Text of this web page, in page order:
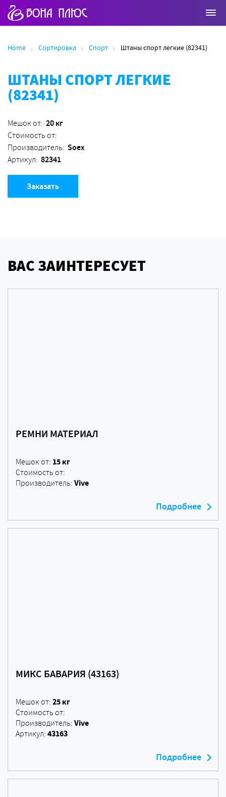
Home Сортировка Спорт Штаны спорт легкие (82341)
ШТАНЫ СПОРТ ЛЕГКИЕ
(82341)
Мешок от: 20 кг
Стоимость от:
Производитель: Soex
Артикул: 82341
Заказать
ВАС ЗАИНТЕРЕСУЕТ
РЕМНИ МАТЕРИАЛ
Мешок от: 15 кг
Стоимость от:
Производитель: Vive
Подробнее
МИКС БАВАРИЯ (43163)
Мешок от: 25 кг
Стоимость от:
Производитель: Vive
Артикул: 43163
Подробнее